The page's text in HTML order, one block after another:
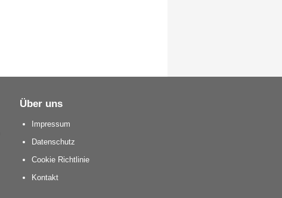
Über uns
Impressum
Datenschutz
Cookie Richtlinie
Kontakt